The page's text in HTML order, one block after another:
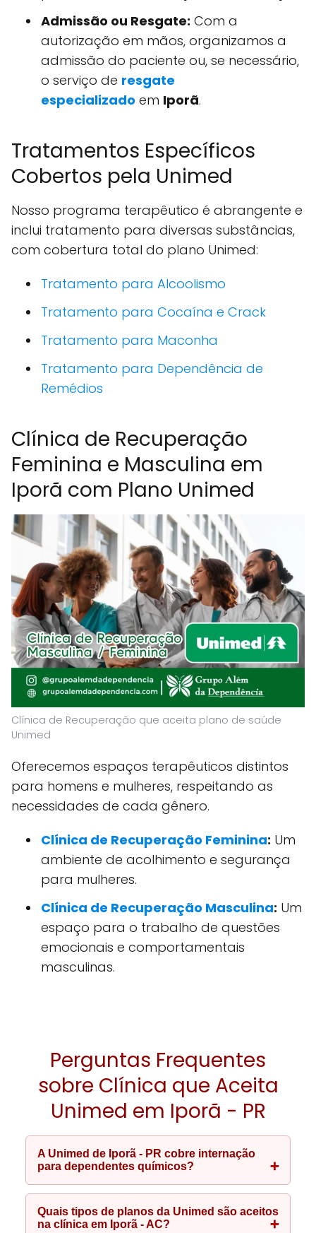
Admissão ou Resgate: Com a
autorização em mãos, organizamos a
admissão do paciente ou, se necessário,
o serviço de resgate
especializado em Iporã.
Tratamentos Específicos
Cobertos pela Unimed
Nosso programa terapêutico é abrangente e
inclui tratamento para diversas substâncias,
com cobertura total do plano Unimed:
Tratamento para Alcoolismo
Tratamento para Cocaína e Crack
Tratamento para Maconha
Tratamento para Dependência de
Remédios
Clínica de Recuperação
Feminina e Masculina em
Iporã com Plano Unimed
Clínica de Recuperação que aceita plano de saúde
Unimed
Oferecemos espaços terapêuticos distintos
para homens e mulheres, respeitando as
necessidades de cada gênero.
Clínica de Recuperação Feminina: Um
ambiente de acolhimento e segurança
para mulheres.
Clínica de Recuperação Masculina: Um
espaço para o trabalho de questões
emocionais e comportamentais
masculinas.
Perguntas Frequentes
sobre Clínica que Aceita
Unimed em Iporã - PR
A Unimed de Iporã - PR cobre internação
para dependentes químicos?
Quais tipos de planos da Unimed são aceitos
na clínica em Iporã - AC?